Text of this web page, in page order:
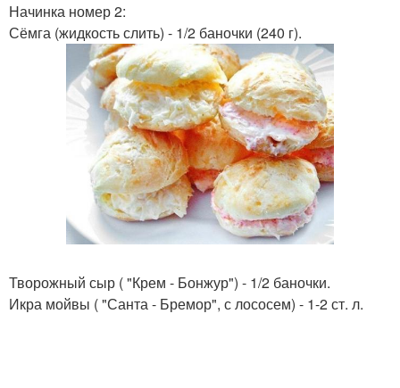
Начинка номер 2:
Сёмга (жидкость слить) - 1/2 баночки (240 г).
Творожный сыр ( "Крем - Бонжур") - 1/2 баночки.
Икра мойвы ( "Санта - Бремор", с лососем) - 1-2 ст. л.